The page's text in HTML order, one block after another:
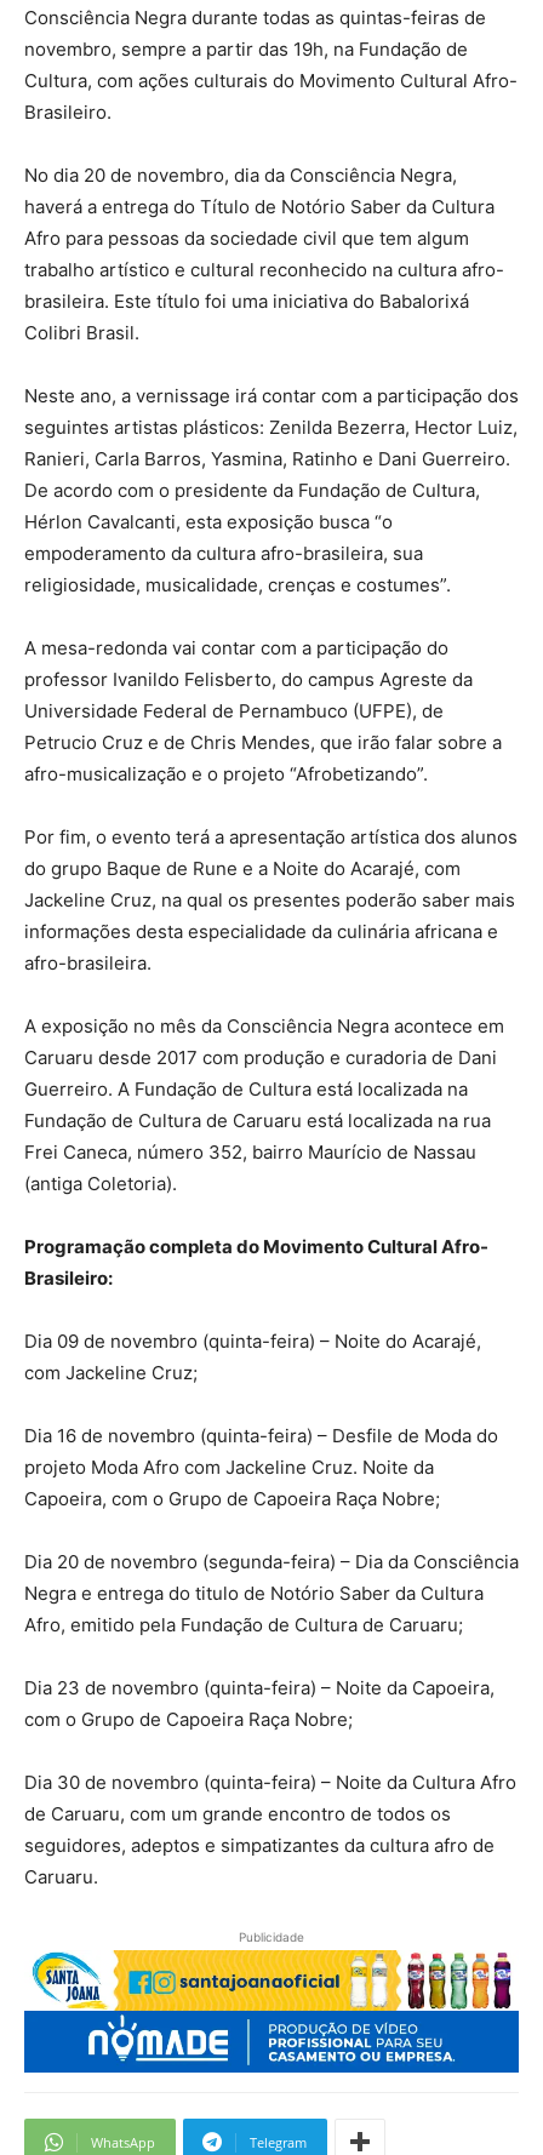
Consciência Negra durante todas as quintas-feiras de
novembro, sempre a partir das 19h, na Fundação de
Cultura, com ações culturais do Movimento Cultural Afro-
Brasileiro.
No dia 20 de novembro, dia da Consciência Negra,
haverá a entrega do Título de Notório Saber da Cultura
Afro para pessoas da sociedade civil que tem algum
trabalho artístico e cultural reconhecido na cultura afro-
brasileira. Este título foi uma iniciativa do Babalorixá
Colibri Brasil.
Neste ano, a vernissage irá contar com a participação dos
seguintes artistas plásticos: Zenilda Bezerra, Hector Luiz,
Ranieri, Carla Barros, Yasmina, Ratinho e Dani Guerreiro.
De acordo com o presidente da Fundação de Cultura,
Hérlon Cavalcanti, esta exposição busca “o
empoderamento da cultura afro-brasileira, sua
religiosidade, musicalidade, crenças e costumes”.
A mesa-redonda vai contar com a participação do
professor Ivanildo Felisberto, do campus Agreste da
Universidade Federal de Pernambuco (UFPE), de
Petrucio Cruz e de Chris Mendes, que irão falar sobre a
afro-musicalização e o projeto “Afrobetizando”.
Por fim, o evento terá a apresentação artística dos alunos
do grupo Baque de Rune e a Noite do Acarajé, com
Jackeline Cruz, na qual os presentes poderão saber mais
informações desta especialidade da culinária africana e
afro-brasileira.
A exposição no mês da Consciência Negra acontece em
Caruaru desde 2017 com produção e curadoria de Dani
Guerreiro. A Fundação de Cultura está localizada na
Fundação de Cultura de Caruaru está localizada na rua
Frei Caneca, número 352, bairro Maurício de Nassau
(antiga Coletoria).
Programação completa do Movimento Cultural Afro-
Brasileiro:
Dia 09 de novembro (quinta-feira) – Noite do Acarajé,
com Jackeline Cruz;
Dia 16 de novembro (quinta-feira) – Desfile de Moda do
projeto Moda Afro com Jackeline Cruz. Noite da
Capoeira, com o Grupo de Capoeira Raça Nobre;
Dia 20 de novembro (segunda-feira) – Dia da Consciência
Negra e entrega do titulo de Notório Saber da Cultura
Afro, emitido pela Fundação de Cultura de Caruaru;
Dia 23 de novembro (quinta-feira) – Noite da Capoeira,
com o Grupo de Capoeira Raça Nobre;
Dia 30 de novembro (quinta-feira) – Noite da Cultura Afro
de Caruaru, com um grande encontro de todos os
seguidores, adeptos e simpatizantes da cultura afro de
Caruaru.
Publicidade
WhatsApp Telegram